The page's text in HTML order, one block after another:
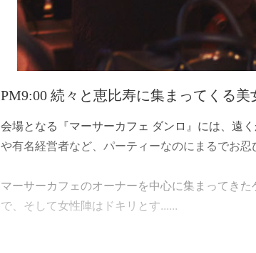
PM9:00 続々と恵比寿に集まってくる美
会場となる『マーサーカフェ ダンロ』には、遠
や有名経営者など、パーティーなのにまるでお忍
マーサーカフェのオーナーを中心に集まってき
で、そして女性陣はドキリとす......